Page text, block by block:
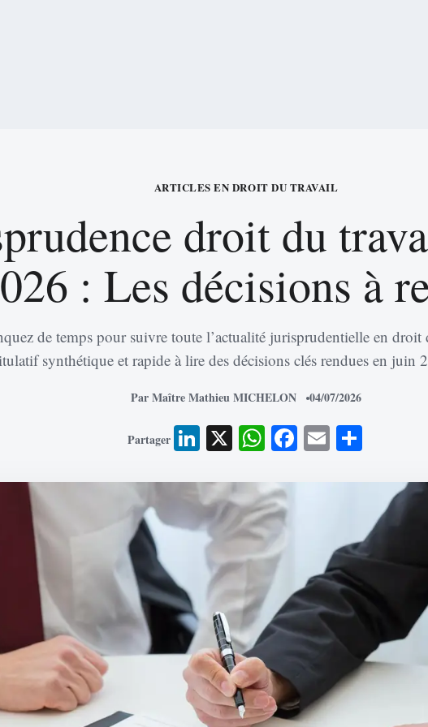
ARTICLES EN DROIT DU TRAVAIL
droit du
: Les décisions à
de temps pour suivre toute l’actualité jurisprudentielle en
synthétique et rapide à lire des décisions clés rendues en juin
Par Maître Mathieu MICHELON 04/07/2026
Partager LinkedIn
X WhatsApp
Facebook
Email